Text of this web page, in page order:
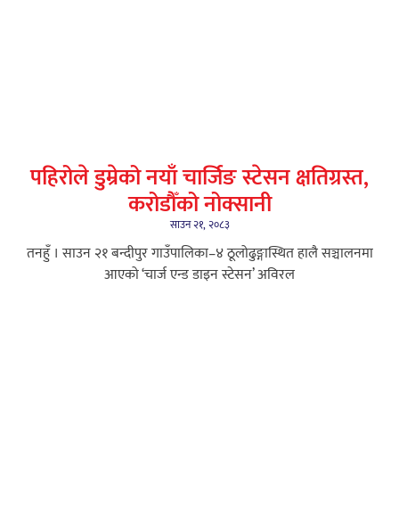
पहिरोले डुम्रेको नयाँ चार्जिङ स्टेसन क्षतिग्रस्त,
करोडौँको नोक्सानी
साउन २१, २०८३
तनहुँ । साउन २१ बन्दीपुर गाउँपालिका–४ ठूलोढुङ्गास्थित हालै सञ्चालनमा
आएको ‘चार्ज एन्ड डाइन स्टेसन’ अविरल